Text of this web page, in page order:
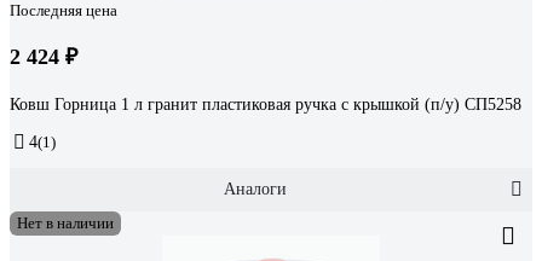
Последняя цена
2 424 ₽
Ковш Горница 1 л гранит пластиковая ручка с крышкой (п/у) СП5258
4(1)
Аналоги
Нет в наличии